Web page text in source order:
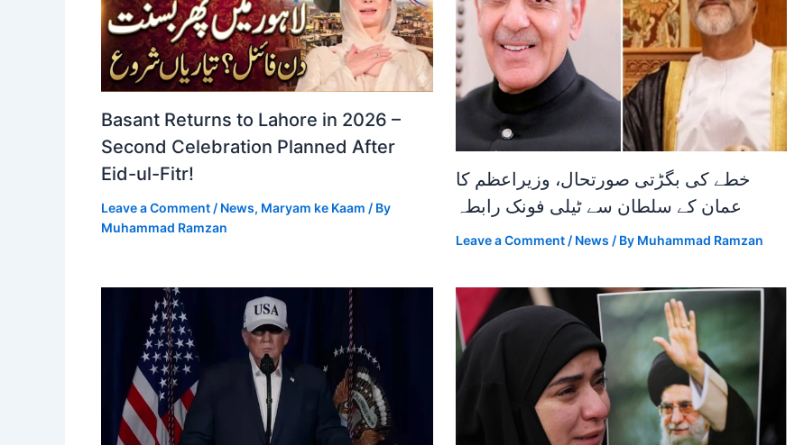
Basant Returns to Lahore in 2026 –
Second Celebration Planned After
Eid-ul-Fitr!
Leave a Comment / News, Maryam ke Kaam / By
Muhammad Ramzan
خطے کی بگڑتی صورتحال، وزیراعظم کا
عمان کے سلطان سے ٹیلی فونک رابطہ
Leave a Comment / News / By Muhammad Ramzan